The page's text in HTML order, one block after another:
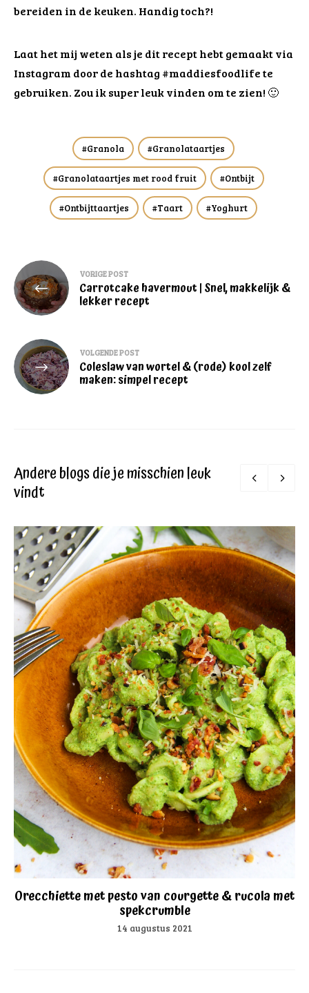
bereiden in de keuken. Handig toch?!
Laat het mij weten als je dit recept hebt gemaakt via
Instagram door de hashtag #maddiesfoodlife te
gebruiken. Zou ik super leuk vinden om te zien! 🙂
Granola Granolataartjes
Granolataartjes met rood fruit Ontbijt
Ontbijttaartjes Taart Yoghurt
Bericht
navigatie
VORIGE POST
Carrotcake havermout | Snel, makkelijk &
lekker recept
VOLGENDE POST
Coleslaw van wortel & (rode) kool zelf
maken: simpel recept
Andere blogs die je misschien leuk
vindt
Orecchiette met pesto van courgette & rucola met
spekcrumble
14 augustus 2021